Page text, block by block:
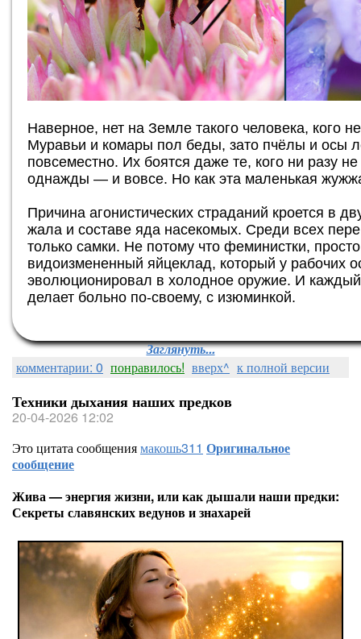
Наверное, нет на Земле такого человека, кого
Муравьи и комары пол беды, зато пчёлы и осы
повсеместно. Их боятся даже те, кого ни разу
однажды — и вовсе. Но как эта маленькая
Причина агонистических страданий кроется в
жала и составе яда насекомых. Среди всех
только самки. Не потому что феминистки,
видоизмененный яйцеклад, который у рабочих
эволюционировал в холодное оружие. И каждый
делает больно по-своему, с изюминкой.
Заглянуть...
комментарии: 0 понравилось! вверх^ к полной версии
Техники дыхания наших предков
20-04-2026 12:02
Это цитата сообщениямакошь311 Оригинальное
сообщение
Жива — энергия жизни, или как дышали наши предки:
Секреты славянских ведунов и знахарей